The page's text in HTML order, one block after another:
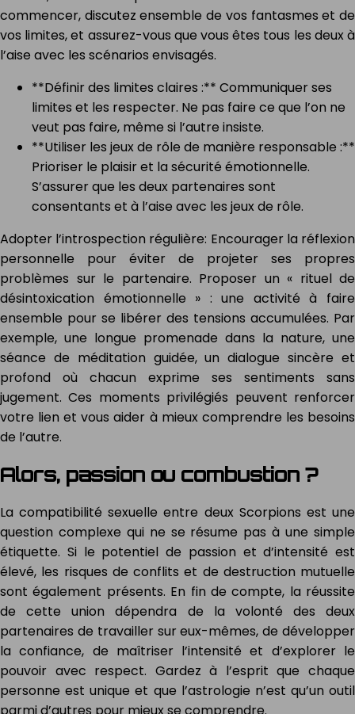
commencer, discutez ensemble de vos fantasmes et de
vos limites, et assurez-vous que vous êtes tous les deux à
l’aise avec les scénarios envisagés.
**Définir des limites claires :** Communiquer ses
limites et les respecter. Ne pas faire ce que l’on ne
veut pas faire, même si l’autre insiste.
**Utiliser les jeux de rôle de manière responsable :**
Prioriser le plaisir et la sécurité émotionnelle.
S’assurer que les deux partenaires sont
consentants et à l’aise avec les jeux de rôle.
Adopter l’introspection régulière: Encourager la réflexion
personnelle pour éviter de projeter ses propres
problèmes sur le partenaire. Proposer un « rituel de
désintoxication émotionnelle » : une activité à faire
ensemble pour se libérer des tensions accumulées. Par
exemple, une longue promenade dans la nature, une
séance de méditation guidée, un dialogue sincère et
profond où chacun exprime ses sentiments sans
jugement. Ces moments privilégiés peuvent renforcer
votre lien et vous aider à mieux comprendre les besoins
de l’autre.
Alors, passion ou combustion ?
La compatibilité sexuelle entre deux Scorpions est une
question complexe qui ne se résume pas à une simple
étiquette. Si le potentiel de passion et d’intensité est
élevé, les risques de conflits et de destruction mutuelle
sont également présents. En fin de compte, la réussite
de cette union dépendra de la volonté des deux
partenaires de travailler sur eux-mêmes, de développer
la confiance, de maîtriser l’intensité et d’explorer le
pouvoir avec respect. Gardez à l’esprit que chaque
personne est unique et que l’astrologie n’est qu’un outil
parmi d’autres pour mieux se comprendre.